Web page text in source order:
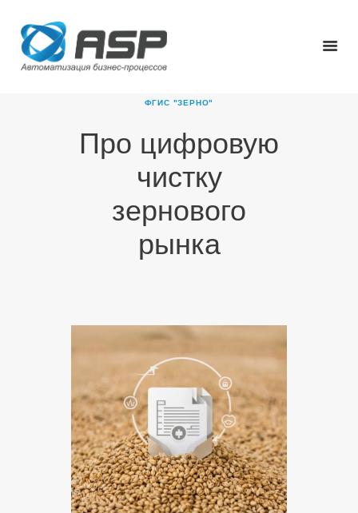
ФГИС "ЗЕРНО"
Про цифровую
чистку
зернового
рынка
ГЛАВНАЯ
О КОМПАНИИ
НОВОСТИ